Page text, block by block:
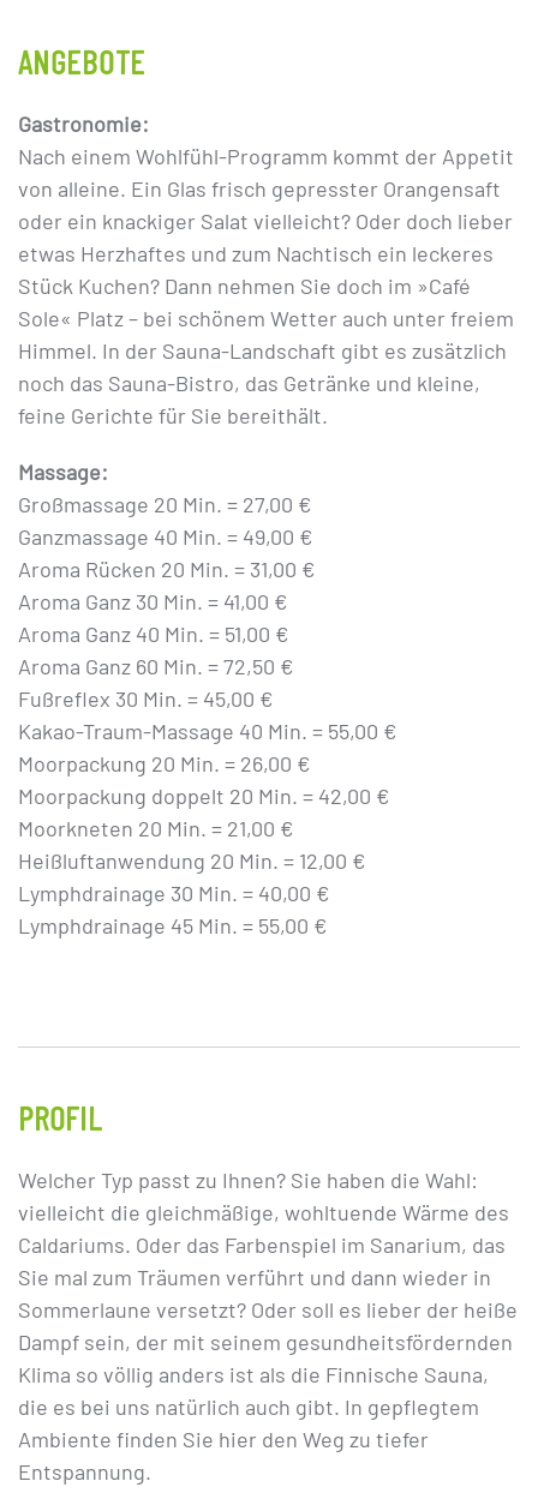
ANGEBOTE
Gastronomie:
Nach einem Wohlfühl-Programm kommt der Appetit
von alleine. Ein Glas frisch gepresster Orangensaft
oder ein knackiger Salat vielleicht? Oder doch lieber
etwas Herzhaftes und zum Nachtisch ein leckeres
Stück Kuchen? Dann nehmen Sie doch im »Café
Sole« Platz – bei schönem Wetter auch unter freiem
Himmel. In der Sauna-Landschaft gibt es zusätzlich
noch das Sauna-Bistro, das Getränke und kleine,
feine Gerichte für Sie bereithält.
Massage:
Großmassage 20 Min. = 27,00 €
Ganzmassage 40 Min. = 49,00 €
Aroma Rücken 20 Min. = 31,00 €
Aroma Ganz 30 Min. = 41,00 €
Aroma Ganz 40 Min. = 51,00 €
Aroma Ganz 60 Min. = 72,50 €
Fußreflex 30 Min. = 45,00 €
Kakao-Traum-Massage 40 Min. = 55,00 €
Moorpackung 20 Min. = 26,00 €
Moorpackung doppelt 20 Min. = 42,00 €
Moorkneten 20 Min. = 21,00 €
Heißluftanwendung 20 Min. = 12,00 €
Lymphdrainage 30 Min. = 40,00 €
Lymphdrainage 45 Min. = 55,00 €
PROFIL
Welcher Typ passt zu Ihnen? Sie haben die Wahl:
vielleicht die gleichmäßige, wohltuende Wärme des
Caldariums. Oder das Farbenspiel im Sanarium, das
Sie mal zum Träumen verführt und dann wieder in
Sommerlaune versetzt? Oder soll es lieber der heiße
Dampf sein, der mit seinem gesundheitsfördernden
Klima so völlig anders ist als die Finnische Sauna,
die es bei uns natürlich auch gibt. In gepflegtem
Ambiente finden Sie hier den Weg zu tiefer
Entspannung.